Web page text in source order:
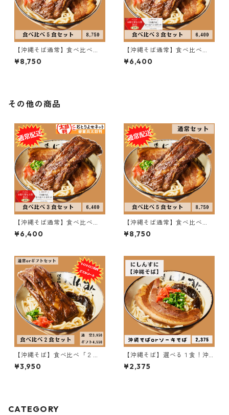
【沖縄そば通常】食べ比べ
「５食」セット♪
¥8,750
【沖縄そば通常】食べ比べ
「３食」セット♪
¥6,400
その他の商品
【沖縄そば通常】食べ比べ
「３食」セット♪
¥6,400
【沖縄そば通常】食べ比べ
「５食」セット♪
¥8,750
【沖縄そば】食べ比べ「２
食」セット♪
¥3,950
【沖縄そば】選べる１食！沖
縄そばorソーキそば♪
¥2,375
CATEGORY